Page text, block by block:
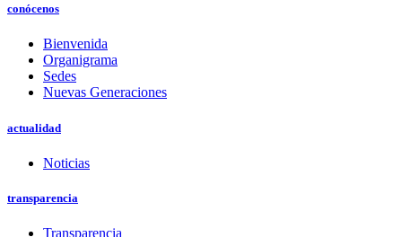
conócenos
Bienvenida
Organigrama
Sedes
Nuevas Generaciones
actualidad
Noticias
transparencia
Transparencia